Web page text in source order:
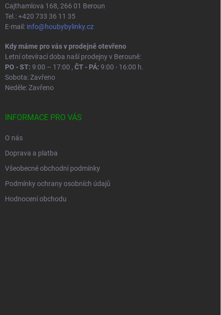
Cajthamlova 168, 266 01 Beroun
Tel.: +420 733 36 11 35
E-mail: info@houbybylinky.cz
Kdy máme pro vás v prodejně otevřeno
Letní otevírací doba naší prodejny v Berouně:
PO - ST: 9:00 – 17:00 , ČT - PÁ: 9:00 - 16:00 h.
Sobota: Zavřeno
Neděle: Zavřeno
INFORMACE PRO VÁS
O nás
Doprava a platba
Všeobecné obchodní podmínky
Podmínky ochrany osobních údajů
Hodnocení obchodu